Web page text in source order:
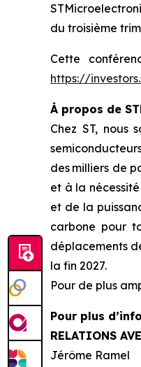
du troisième
Cette
https://
À propos de
Chez ST, nous
des milliers de
et à la
et de la
carbone pour
déplacements
la fin 2027.
Pour de plus
Pour plus
RELATIONS
Jérôme Ramel